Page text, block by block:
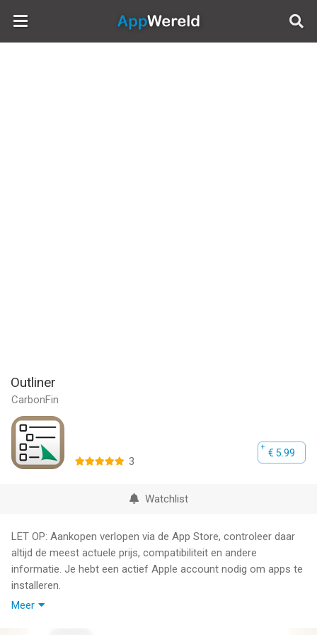
AppWereld
Outliner
CarbonFin
€ 5.99
3
Watchlist
LET OP: Aankopen verlopen via de App Store, controleer daar
altijd de meest actuele prijs, compatibiliteit en andere
informatie. Je hebt een actief Apple account nodig om apps te
installeren.
Meer